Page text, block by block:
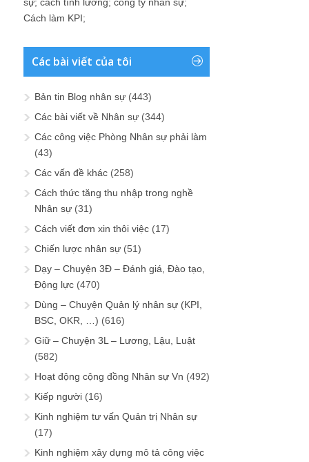
Cách làm KPI;
Các bài viết của tôi
Bản tin Blog nhân sự (443)
Các bài viết về Nhân sự (344)
Các công việc Phòng Nhân sự phải làm
(43)
Các vấn đề khác (258)
Cách thức tăng thu nhập trong nghề
Nhân sự (31)
Cách viết đơn xin thôi việc (17)
Chiến lược nhân sự (51)
Dạy – Chuyện 3Đ – Đánh giá, Đào tạo,
Động lực (470)
Dùng – Chuyện Quản lý nhân sự (KPI,
BSC, OKR, …) (616)
Giữ – Chuyện 3L – Lương, Lậu, Luật
(582)
Hoạt động cộng đồng Nhân sự Vn (492)
Kiếp người (16)
Kinh nghiệm tư vấn Quản trị Nhân sự
(17)
Kinh nghiệm xây dựng mô tả công việc